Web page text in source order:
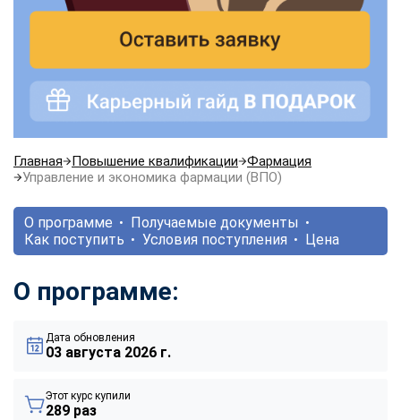
Главная Повышение квалификации
Фармация
Управление и экономика фармации (ВПО)
О программе
Получаемые документы
Как поступить
Условия поступления Цена
О программе:
Дата обновления
03 августа 2026 г.
Этот курс купили
289 раз